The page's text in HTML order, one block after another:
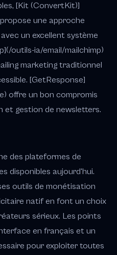
[Kit (ConvertKit)]
une approche
un excellent système
outils-ia/email/mailchimp)
marketing traditionnel
[GetResponse]
offre un bon compromis
et gestion de newsletters.
des plateformes de
disponibles aujourd'hui.
outils de monétisation
natif en font un choix
sérieux. Les points
en français et un
pour exploiter toutes